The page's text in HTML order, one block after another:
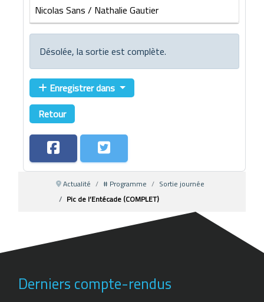
Nicolas Sans / Nathalie Gautier
Désolée, la sortie est complète.
Enregistrer dans
Retour
Actualité # Programme
Sortie journée
Pic de l’Entécade (COMPLET)
Derniers compte-rendus